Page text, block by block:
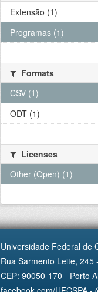
Extensão (1)
Programas (1)
Formats
CSV (1)
ODT (1)
Licenses
Other (Open) (1)
Universidade Federal de
Rua Sarmento Leite, 245
CEP: 90050-170 - Porto